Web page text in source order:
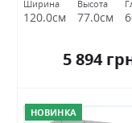
Ширина
120.0см
Высота
77.0см
5 894
НОВИНКА